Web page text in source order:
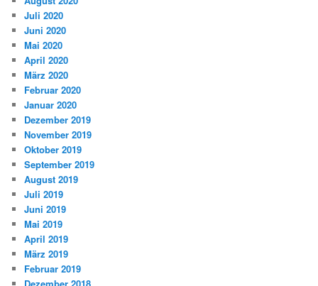
Juli 2020
Juni 2020
Mai 2020
April 2020
März 2020
Februar 2020
Januar 2020
Dezember 2019
November 2019
Oktober 2019
September 2019
August 2019
Juli 2019
Juni 2019
Mai 2019
April 2019
März 2019
Februar 2019